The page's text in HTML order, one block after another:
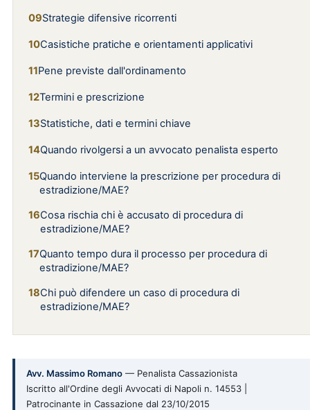
Strategie difensive ricorrenti
Casistiche pratiche e orientamenti applicativi
Pene previste dall'ordinamento
Termini e prescrizione
Statistiche, dati e termini chiave
Quando rivolgersi a un avvocato penalista esperto
Quando interviene la prescrizione per procedura di
estradizione/MAE?
Cosa rischia chi è accusato di procedura di
estradizione/MAE?
Quanto tempo dura il processo per procedura di
estradizione/MAE?
Chi può difendere un caso di procedura di
estradizione/MAE?
Avv. Massimo Romano — Penalista Cassazionista
Iscritto all'Ordine degli Avvocati di Napoli n. 14553 |
Patrocinante in Cassazione dal 23/10/2015